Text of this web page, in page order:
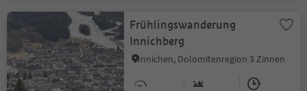
Frühlingswanderung
Innichberg
Innichen, Dolomitenregion 3 Zinnen